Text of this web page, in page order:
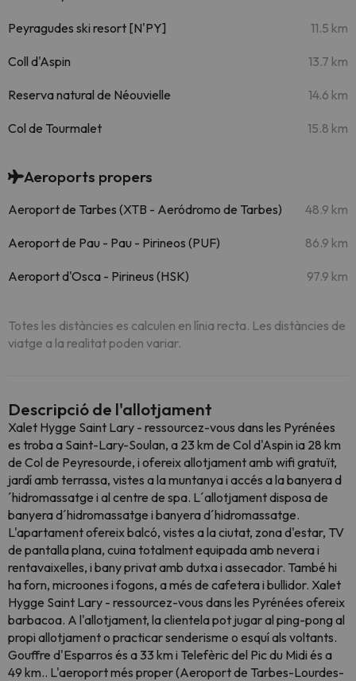
Peyragudes ski resort [N'PY] 11.5 km
Coll d'Aspin 13.7 km
Reserva natural de Néouvielle 14.6 km
Col de Tourmalet 15.8 km
Aeroports propers
Aeroport de Tarbes (XTB - Aeródromo de Tarbes) 48.9 km
Aeroport de Pau - Pau - Pirineos (PUF) 86.9 km
Aeroport d'Osca - Pirineus (HSK) 97.9 km
Totes les distàncies es calculen en línia recta. Les distàncies de
viatge a la realitat poden variar.
Descripció de l'allotjament
Xalet Hygge Saint Lary - ressourcez-vous dans les Pyrénées
es troba a Saint-Lary-Soulan, a 23 km de Col d'Aspin ia 28 km
de Col de Peyresourde, i ofereix allotjament amb wifi gratuït,
jardí amb terrassa, vistes a la muntanya i accés a la banyera d
´hidromassatge i al centre de spa. L´allotjament disposa de
banyera d´hidromassatge i banyera d´hidromassatge.
L'apartament ofereix balcó, vistes a la ciutat, zona d'estar, TV
de pantalla plana, cuina totalment equipada amb nevera i
rentavaixelles, i bany privat amb dutxa i assecador. També hi
ha forn, microones i fogons, a més de cafetera i bullidor. Xalet
Hygge Saint Lary - ressourcez-vous dans les Pyrénées ofereix
barbacoa. A l'allotjament, la clientela pot jugar al ping-pong al
propi allotjament o practicar senderisme o esquí als voltants.
Gouffre d'Esparros és a 33 km i Telefèric del Pic du Midi és a
49 km.. L'aeroport més proper (Aeroport de Tarbes-Lourdes-